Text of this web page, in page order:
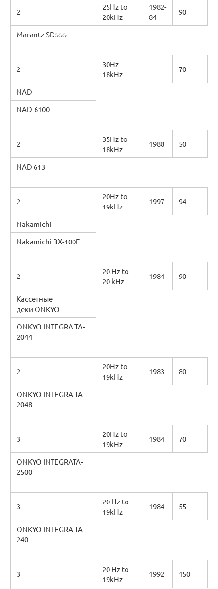
2
25Hz to
20kHz
1982-
84
90
Marantz SD555
2
30Hz-
18kHz
70
NAD
NAD-6100
2
35Hz to
18kHz
1988 50
NAD 613
2
20Hz to
19kHz
1997 94
Nakamichi
Nakamichi BX-100E
2
20 Hz to
20 kHz
1984 90
Кассетные
деки ONKYO
ONKYO INTEGRA TA-
2044
2
20Hz to
19kHz
1983 80
ONKYO INTEGRA TA-
2048
3
20Hz to
19kHz
1984 70
ONKYO INTEGRATA-
2500
3
20 Hz to
19kHz
1984 55
ONKYO INTEGRA TA-
240
3
20 Hz to
19kHz
1992 150